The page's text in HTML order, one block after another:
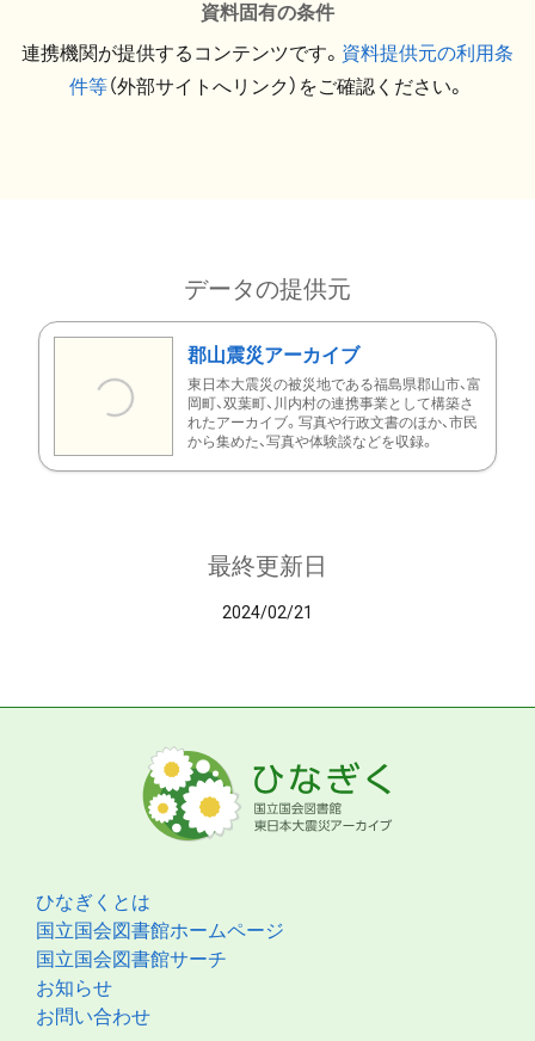
資料固有の条件
連携機関が提供するコンテンツです。 資料提供元の利用条
件等（外部サイトへリンク）をご確認ください。
データの提供元
郡山震災アーカイブ
東日本大震災の被災地である福島県郡山市、富
岡町、双葉町、川内村の連携事業として構築さ
れたアーカイブ。写真や行政文書のほか、市民
から集めた、写真や体験談などを収録。
最終更新日
2024/02/21
ひなぎくとは
国立国会図書館ホームページ
国立国会図書館サーチ
お知らせ
お問い合わせ